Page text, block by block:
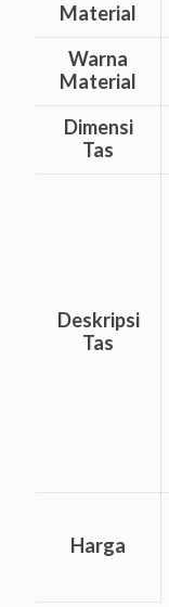
Material
Warna
Material
Dimensi
Tas
Deskripsi
Tas
Harga